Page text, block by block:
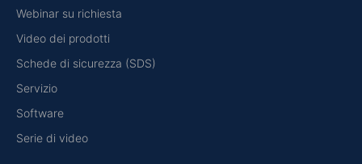
Webinar su richiesta
Video dei prodotti
Schede di sicurezza (SDS)
Servizio
Software
Serie di video